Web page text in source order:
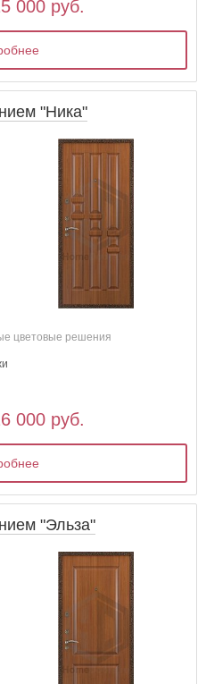
000 руб.
"Ника"
цветовые решения
000 руб.
"Эльза"